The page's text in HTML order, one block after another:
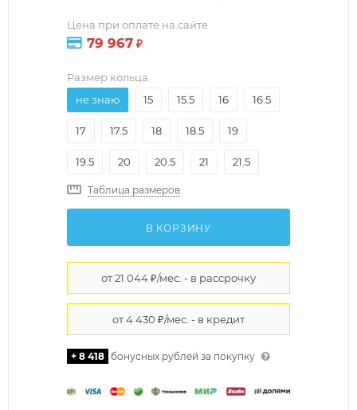
Цена при оплате на сайте
79 967 ₽
Размер кольца
не знаю
15 15.5 16 16.5
17 17.5 18 18.5 19
19.5 20 20.5 21 21.5
Таблица размеров
В КОРЗИНУ
+ 8 418 бонусных рублей за покупку